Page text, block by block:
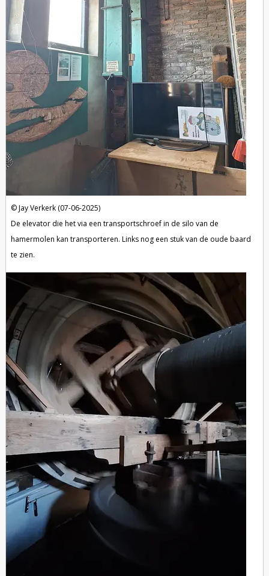
Jay Verkerk (07-06-2025)
De elevator die het via een transportschroef in de silo van de
hamermolen kan transporteren. Links nog een stuk van de oude baard
te zien.